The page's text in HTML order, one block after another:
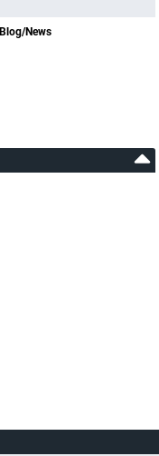
Blog/News